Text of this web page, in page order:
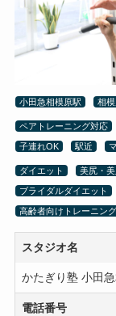
小田急相模原駅 相
ペアトレーニング対応
子連れOK 駅近
ダイエット 美尻・
ブライダルダイエット
高齢者向けトレーニング
スタジオ名
かたぎり塾 小田
電話番号